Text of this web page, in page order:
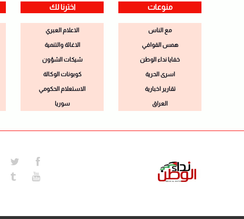
منوعات
مع الناس
همس القوافي
خفايا نداء الوطن
اسرى الحرية
تقارير اخبارية
العراق
اخترنا لك
الاعلام العبري
الاغاثة والتنمية
شيكات الشؤون
كوبونات الوكالة
الاستعلام الحكومي
سوريا